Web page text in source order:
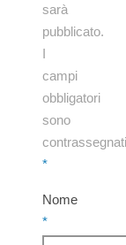
sarà
pubblicato.
I
campi
obbligatori
sono
contrassegnati
*
Nome
*